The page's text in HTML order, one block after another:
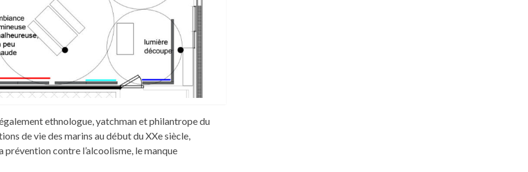
ethnologue, yatchman et philantrope du
de vie des marins au début du XXe siècle,
contre l’alcoolisme, le manque